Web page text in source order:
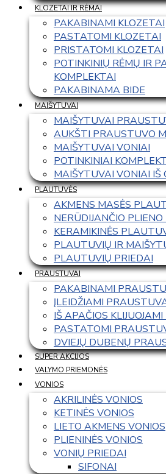
KLOZETAI IR RĖMAI
PAKABINAMI KLOZETAI
PASTATOMI KLOZETAI
PRISTATOMI KLOZETAI
POTINKINIŲ RĖMŲ IR
KOMPLEKTAI
PAKABINAMA BIDE
MAIŠYTUVAI
MAIŠYTUVAI
AUKŠTI PRAUSTUVO
MAIŠYTUVAI VONIAI
POTINKINIAI
MAIŠYTUVAI VONIAI IŠ
PLAUTUVĖS
AKMENS MASĖS
NERŪDIJANČIO
KERAMIKINĖS
PLAUTUVIŲ IR
PLAUTUVIŲ PRIEDAI
PRAUSTUVAI
PAKABINAMI
ĮLEIDŽIAMI
IŠ APAČIOS
PASTATOMI
DVIEJŲ DUBENŲ
SUPER AKCIJOS
VALYMO PRIEMONĖS
VONIOS
AKRILINĖS VONIOS
KETINĖS VONIOS
LIETO AKMENS VONIOS
PLIENINĖS VONIOS
VONIŲ PRIEDAI
SIFONAI